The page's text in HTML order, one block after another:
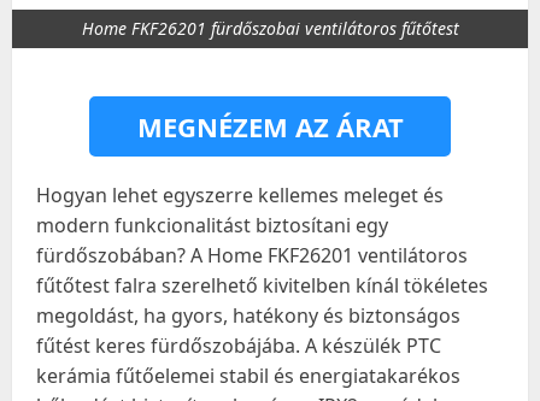
Home FKF26201 fürdőszobai ventilátoros fűtőtest
MEGNÉZEM AZ ÁRAT
Hogyan lehet egyszerre kellemes meleget és
modern funkcionalitást biztosítani egy
fürdőszobában? A Home FKF26201 ventilátoros
fűtőtest falra szerelhető kivitelben kínál tökéletes
megoldást, ha gyors, hatékony és biztonságos
fűtést keres fürdőszobájába. A készülék PTC
kerámia fűtőelemei stabil és energiatakarékos